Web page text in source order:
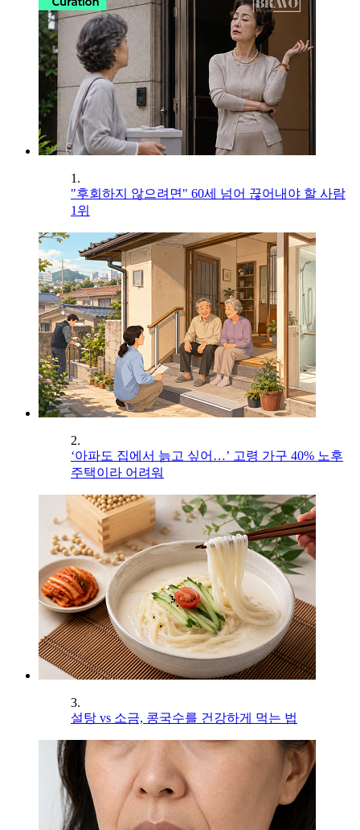
1.
"후회하지 않으려면" 60세 넘어 끊어내야 할 사람
1위
2.
‘아파도 집에서 늙고 싶어…’ 고령 가구 40% 노후
주택이라 어려워
3.
설탕 vs 소금, 콩국수를 건강하게 먹는 법